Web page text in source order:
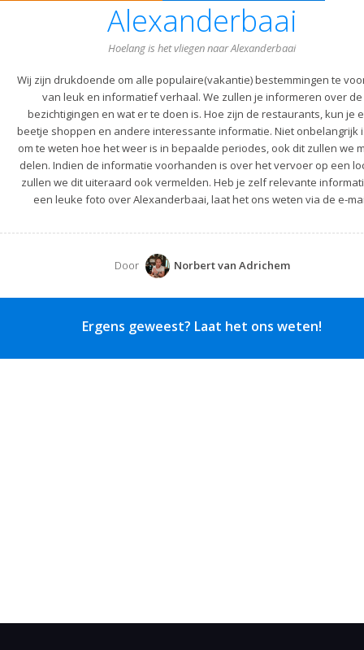
Alexanderbaai
Hoelang is het vliegen naar Alexanderbaai
Wij zijn drukdoende om alle populaire(vakantie) bestemmingen te
van leuk en informatief verhaal. We zullen je informeren over de
bezichtigingen en wat er te doen is. Hoe zijn de restaurants, kun je
beetje shoppen en andere interessante informatie. Niet onbelangrijk
om te weten hoe het weer is in bepaalde periodes, ook dit zullen we
delen. Indien de informatie voorhanden is over het vervoer op een
zullen we dit uiteraard ook vermelden. Heb je zelf relevante
een leuke foto over Alexanderbaai, laat het ons weten via de e-
Door Norbert van Adrichem
Ergens geweest? Laat het ons weten!